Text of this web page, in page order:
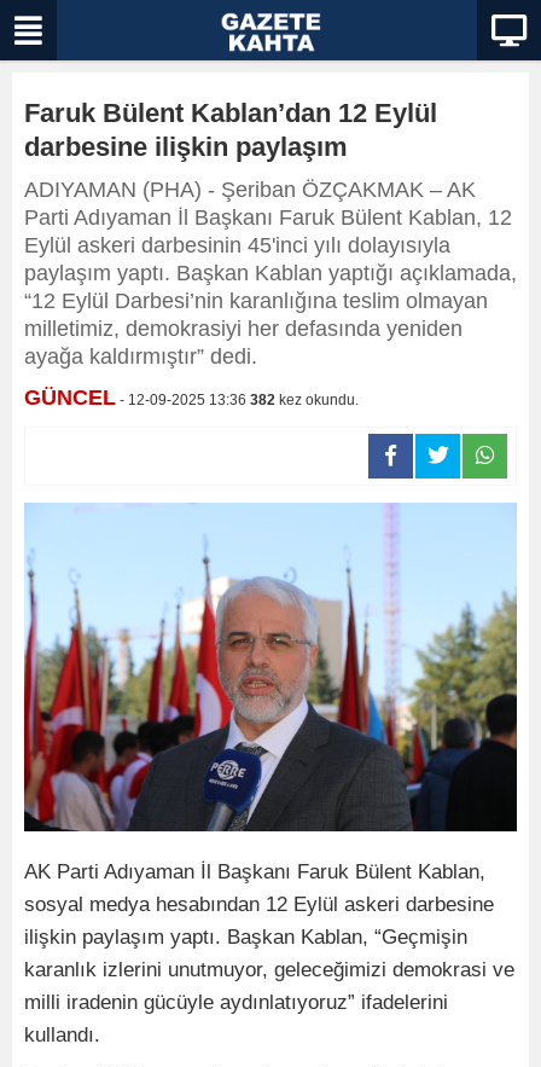
Faruk Bülent Kablan’dan 12 Eylül
darbesine ilişkin paylaşım
ADIYAMAN (PHA) - Şeriban ÖZÇAKMAK – AK
Parti Adıyaman İl Başkanı Faruk Bülent Kablan, 12
Eylül askeri darbesinin 45'inci yılı dolayısıyla
paylaşım yaptı. Başkan Kablan yaptığı açıklamada,
“12 Eylül Darbesi’nin karanlığına teslim olmayan
milletimiz, demokrasiyi her defasında yeniden
ayağa kaldırmıştır” dedi.
GÜNCEL - 12-09-2025 13:36 382 kez okundu.
AK Parti Adıyaman İl Başkanı Faruk Bülent Kablan,
sosyal medya hesabından 12 Eylül askeri darbesine
ilişkin paylaşım yaptı. Başkan Kablan, “Geçmişin
karanlık izlerini unutmuyor, geleceğimizi demokrasi ve
milli iradenin gücüyle aydınlatıyoruz” ifadelerini
kullandı.